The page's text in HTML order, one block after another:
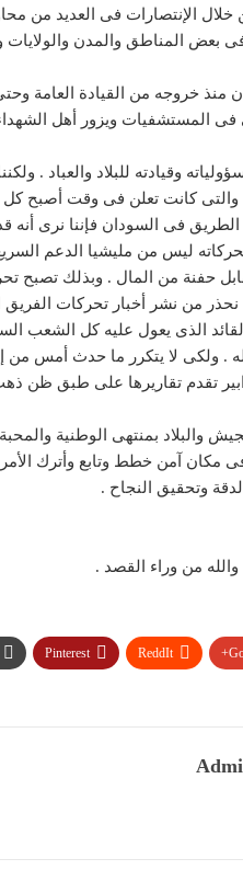
خلال الإنتصارات فى العديد من
بعض المناطق والمدن والولايات
منذ خروجه من القيادة العامة
المستشفيات ويزور أهل
وقيادته للبلاد والعباد .
والتى كانت تعلن فى وقت أصبح
فى السودان فإننا نرى
ليس من مليشيا الدعم
حفنة من المال . وبذلك تصبح
من نشر أخبار تحركات الفريق
الذى يعول عليه كل الشعب
. ولكى لا يتكرر ما حدث أمس
تقدم تقاريرها على طبق ظن
والبلاد بمنتهى الوطنية
مكان آمن خطط وتابع وأترك
وتحقيق النجاح .
ReddIt
Pinterest